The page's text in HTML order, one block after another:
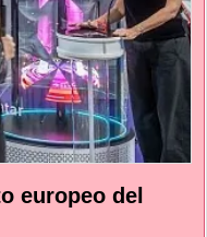
europeo del